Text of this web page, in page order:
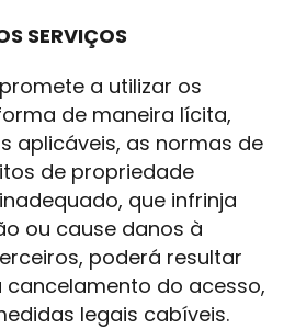
SERVIÇOS
a utilizar os
de maneira lícita,
aplicáveis, as normas de
de propriedade
que infrinja
ou cause danos à
poderá resultar
cancelamento do acesso,
legais cabíveis.